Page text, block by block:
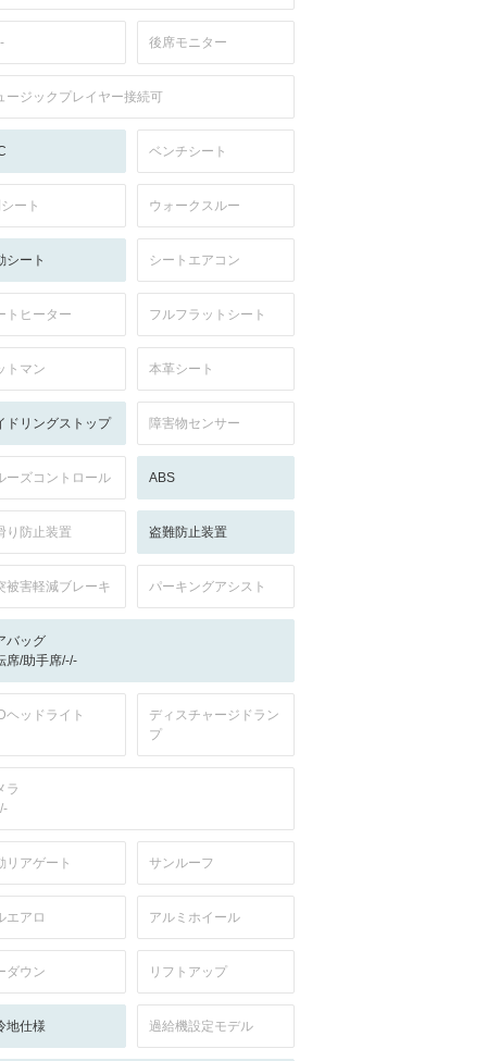
後席モニター
ージックプレイヤー接続可
ベンチシート
ート ウォークスルー
シート シートエアコン
トヒーター フルフラットシート
トマン 本革シート
ドリングストップ 障害物センサー
ーズコントロール ABS
り防止装置 盗難防止装置
被害軽減ブレーキ パーキングアシスト
バッグ
席/助手席/-/-
ヘッドライト
ディスチャージドラン
プ
ラ
リアゲート サンルーフ
エアロ アルミホイール
ダウン リフトアップ
地仕様 過給機設定モデル